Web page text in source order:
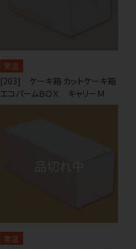
常温
[203] ケーキ箱 カットケーキ箱
エコパームＢＯＸ キャリーＭ
常温